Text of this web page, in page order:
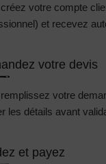
votre compte
et recevez
votre devis
votre
les détails avant
et payez